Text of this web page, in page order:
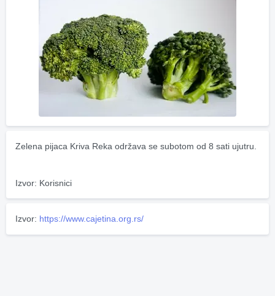
Zelena pijaca Kriva Reka održava se subotom od 8 sati ujutru.
Izvor: Korisnici
Izvor: https://www.cajetina.org.rs/